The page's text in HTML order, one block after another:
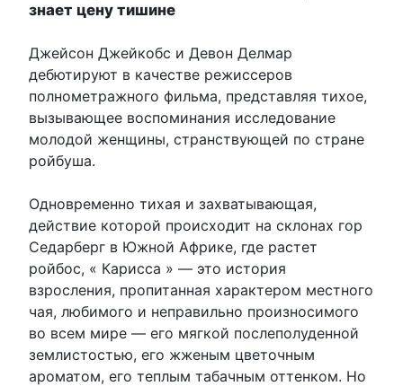
знает цену тишине
Джейсон Джейкобс и Девон Делмар
дебютируют в качестве режиссеров
полнометражного фильма, представляя тихое,
вызывающее воспоминания исследование
молодой женщины, странствующей по стране
ройбуша.
Одновременно тихая и захватывающая,
действие которой происходит на склонах гор
Седарберг в Южной Африке, где растет
ройбос, « Карисса » — это история
взросления, пропитанная характером местного
чая, любимого и неправильно произносимого
во всем мире — его мягкой послеполуденной
землистостью, его жженым цветочным
ароматом, его теплым табачным оттенком. Но